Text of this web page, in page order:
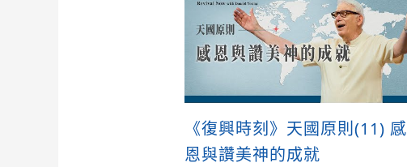
《復興時刻》天國原則(11) 感
恩與讚美神的成就